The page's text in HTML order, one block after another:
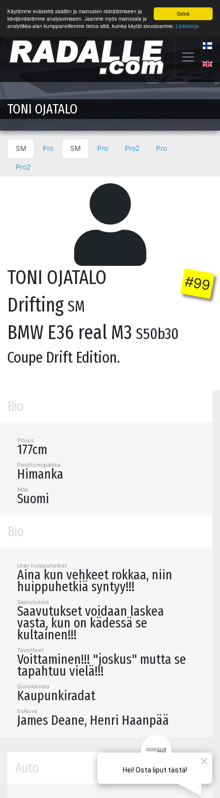
Selvä
Käytämme evästeitä sisällön ja mainosten räätälöimiseen ja
kävijämäärämme analysoimiseen. Jaamme myös mainosala ja
analytiikka-alan kumppaneillemme tietoa siitä, kuinka käytät sivustoamme. Lisätietoja
TONI OJATALO
SM Pro SM Pro Pro2 Pro
Pro2
#99
TONI OJATALO
Drifting SM
BMW E36 real M3 S50b30
Coupe Drift Edition.
Bio
Pituus
177cm
Postitoimipaikka
Himanka
Maa
Suomi
Bio
Uran huippuhetket
Aina kun vehkeet rokkaa, niin
huippuhetkiä syntyy!!!
Saavutuksia
Saavutukset voidaan laskea
vasta, kun on kädessä se
kultainen!!!
Tavoitteet
Voittaminen!!! "joskus" mutta se
tapahtuu vielä!!!
Suosikkirata
Kaupunkiradat
Esikuva
James Deane, Henri Haanpää
Auto